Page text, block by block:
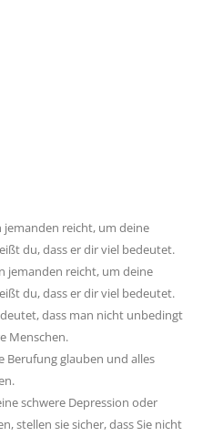
reicht, um deine
du, dass er dir viel bedeutet.
jemanden reicht, um deine
du, dass er dir viel bedeutet.
dass man nicht unbedingt
Menschen.
Berufung glauben und alles
schwere Depression oder
stellen sie sicher, dass Sie nicht